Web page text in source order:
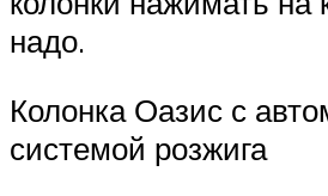
надо.
Колонка Оазис с
системой розжига